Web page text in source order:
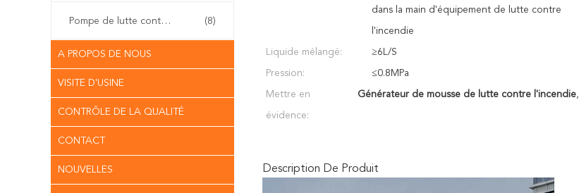
Pompe de lutte contre l'incendie (8)
A PROPOS DE NOUS
VISITE D'USINE
CONTRÔLE DE LA QUALITÉ
CONTACT
NOUVELLES
dans la main d'équipement de lutte contre
l'incendie
Liquide mélangé: ≥6L/S
Pression: ≤0.8MPa
Mettre en
évidence:
Générateur de mousse de lutte contre l'incendie,
Description De Produit